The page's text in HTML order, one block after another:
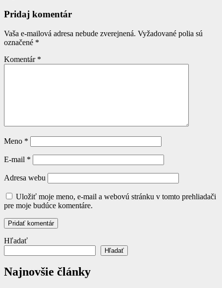
Pridaj komentár
Vaša e-mailová adresa nebude zverejnená. Vyžadované polia sú
označené *
Komentár *
Meno *
E-mail *
Adresa webu
Uložiť moje meno, e-mail a webovú stránku v tomto prehliadači
pre moje budúce komentáre.
Hľadať
Hľadať
Najnovšie články